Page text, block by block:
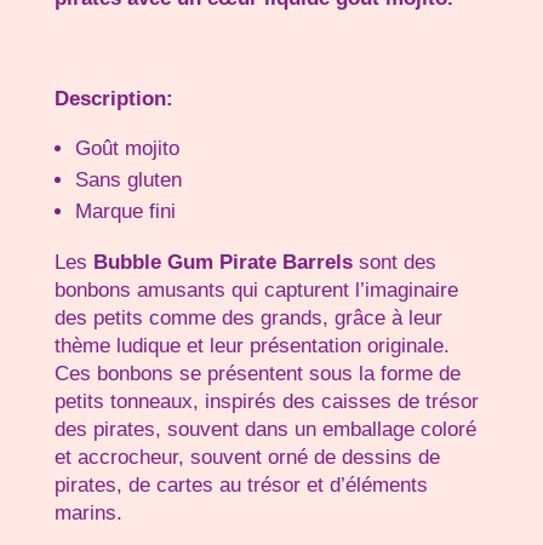
Description:
Goût mojito
Sans gluten
Marque fini
Les Bubble Gum Pirate Barrelssont des
bonbons amusants qui capturent l’imaginaire
des petits comme des grands, grâce à leur
thème ludique et leur présentation originale.
Ces bonbons se présentent sous la forme de
petits tonneaux, inspirés des caisses de trésor
des pirates, souvent dans un emballage coloré
et accrocheur, souvent orné de dessins de
pirates, de cartes au trésor et d’éléments
marins.